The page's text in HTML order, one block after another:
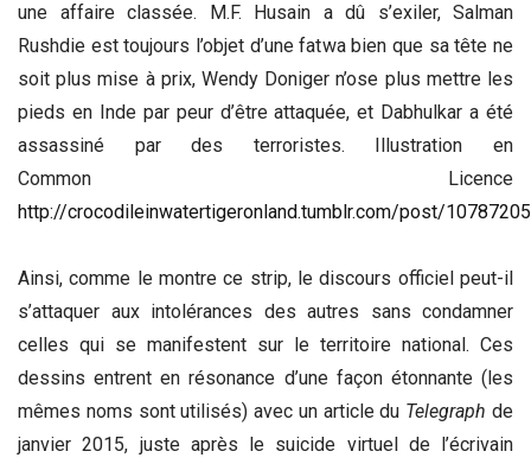
une affaire classée. M.F. Husain a dû s’exiler, Salman
Rushdie est toujours l’objet d’une fatwa bien que sa tête ne
soit plus mise à prix, Wendy Doniger n’ose plus mettre les
pieds en Inde par peur d’être attaquée, et Dabhulkar a été
assassiné par des terroristes. Illustration en
Common Licence
http://crocodileinwatertigeronland.tumblr.com/post/
Ainsi, comme le montre ce strip, le discours officiel peut-il
s’attaquer aux intolérances des autres sans condamner
celles qui se manifestent sur le territoire national. Ces
dessins entrent en résonance d’une façon étonnante (les
mêmes noms sont utilisés) avec un article du Telegraph de
janvier 2015, juste après le suicide virtuel de l’écrivain